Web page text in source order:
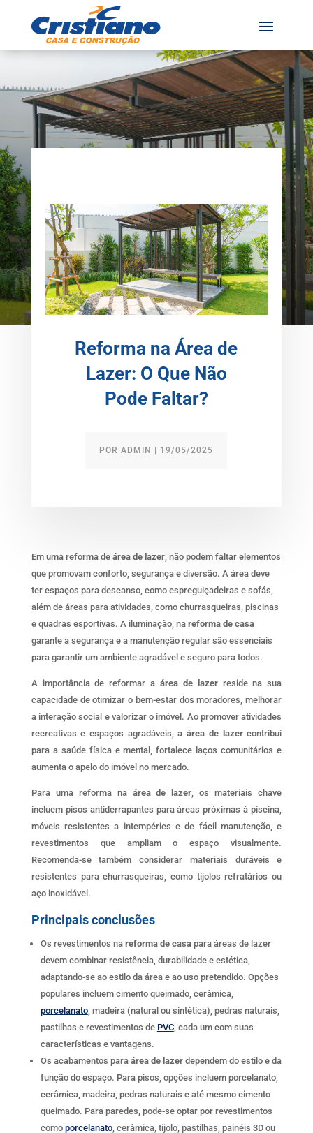
Reforma na Área de
Lazer: O Que Não
Pode Faltar?
PORADMIN 19/05/2025
Em uma reforma de área de lazer, não podem faltar elementos
que promovam conforto, segurança e diversão. A área deve
ter espaços para descanso, como espreguiçadeiras e sofás,
além de áreas para atividades, como churrasqueiras, piscinas
e quadras esportivas. A iluminação, na reforma de casa
garante a segurança e a manutenção regular são essenciais
para garantir um ambiente agradável e seguro para todos.
A importância de reformar a área de lazerreside na sua
capacidade de otimizar o bem-estar dos moradores, melhorar
a interação social e valorizar o imóvel. Ao promover atividades
recreativas e espaços agradáveis, aárea de lazercontribui
para a saúde física e mental, fortalece laços comunitários e
aumenta o apelo do imóvel no mercado.
Para uma reforma na área de lazer, os materiais chave
incluem pisos antiderrapantes para áreas próximas à piscina,
móveis resistentes a intempéries e de fácil manutenção, e
revestimentos que ampliam o espaço visualmente.
Recomenda-se também considerar materiais duráveis e
resistentes para churrasqueiras, como tijolos refratários ou
aço inoxidável.
Principais conclusões
Os revestimentos na reforma de casapara áreas de lazer
devem combinar resistência, durabilidade e estética,
adaptando-se ao estilo da área e ao uso pretendido. Opções
populares incluem cimento queimado, cerâmica,
porcelanato, madeira (natural ou sintética), pedras naturais,
pastilhas e revestimentos de PVC, cada um com suas
características e vantagens.
Os acabamentos para área de lazerdependem do estilo e da
função do espaço. Para pisos, opções incluem porcelanato,
cerâmica, madeira, pedras naturais e até mesmo cimento
queimado. Para paredes, pode-se optar por revestimentos
como porcelanato, cerâmica, tijolo, pastilhas, painéis 3D ou